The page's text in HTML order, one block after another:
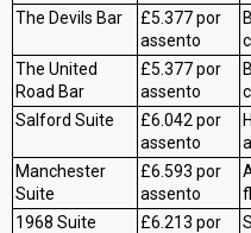
The Devils Bar
£5.377 por
assento
The United
Road Bar
£5.377 por
assento
Salford Suite
£6.042 por
assento
Manchester
Suite
£6.593 por
assento
1968 Suite
£6.213 por